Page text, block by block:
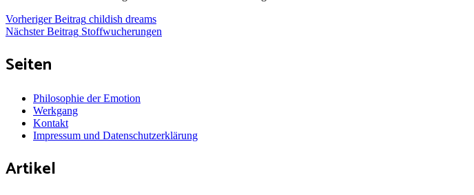
Beitragsnavigation
Vorheriger Beitrag childish dreams
Nächster Beitrag Stoffwucherungen
Seiten
Philosophie der Emotion
Werkgang
Kontakt
Impressum und Datenschutzerklärung
Artikel